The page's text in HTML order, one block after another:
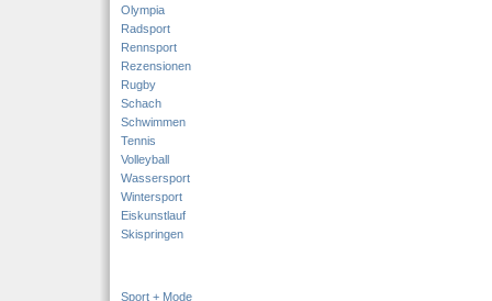
Olympia
Radsport
Rennsport
Rezensionen
Rugby
Schach
Schwimmen
Tennis
Volleyball
Wassersport
Wintersport
Eiskunstlauf
Skispringen
Sport + Mode